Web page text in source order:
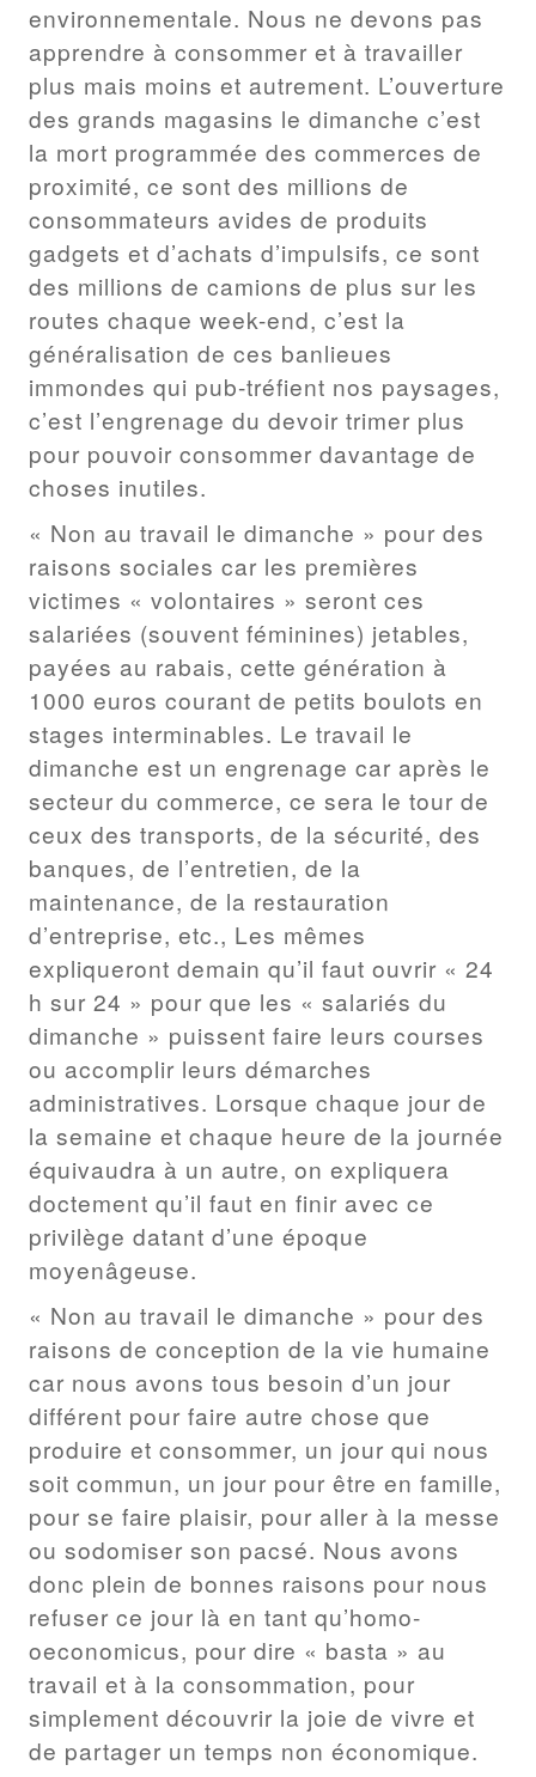
environnementale. Nous ne devons pas
apprendre à consommer et à travailler
plus mais moins et autrement. L’ouverture
des grands magasins le dimanche c’est
la mort programmée des commerces de
proximité, ce sont des millions de
consommateurs avides de produits
gadgets et d’achats d’impulsifs, ce sont
des millions de camions de plus sur les
routes chaque week-end, c’est la
généralisation de ces banlieues
immondes qui pub-tréfient nos paysages,
c’est l’engrenage du devoir trimer plus
pour pouvoir consommer davantage de
choses inutiles.
« Non au travail le dimanche » pour des
raisons sociales car les premières
victimes « volontaires » seront ces
salariées (souvent féminines) jetables,
payées au rabais, cette génération à
1000 euros courant de petits boulots en
stages interminables. Le travail le
dimanche est un engrenage car après le
secteur du commerce, ce sera le tour de
ceux des transports, de la sécurité, des
banques, de l’entretien, de la
maintenance, de la restauration
d’entreprise, etc., Les mêmes
expliqueront demain qu’il faut ouvrir « 24
h sur 24 » pour que les « salariés du
dimanche » puissent faire leurs courses
ou accomplir leurs démarches
administratives. Lorsque chaque jour de
la semaine et chaque heure de la journée
équivaudra à un autre, on expliquera
doctement qu’il faut en finir avec ce
privilège datant d’une époque
moyenâgeuse.
« Non au travail le dimanche » pour des
raisons de conception de la vie humaine
car nous avons tous besoin d’un jour
différent pour faire autre chose que
produire et consommer, un jour qui nous
soit commun, un jour pour être en famille,
pour se faire plaisir, pour aller à la messe
ou sodomiser son pacsé. Nous avons
donc plein de bonnes raisons pour nous
refuser ce jour là en tant qu’homo-
oeconomicus, pour dire « basta » au
travail et à la consommation, pour
simplement découvrir la joie de vivre et
de partager un temps non économique.